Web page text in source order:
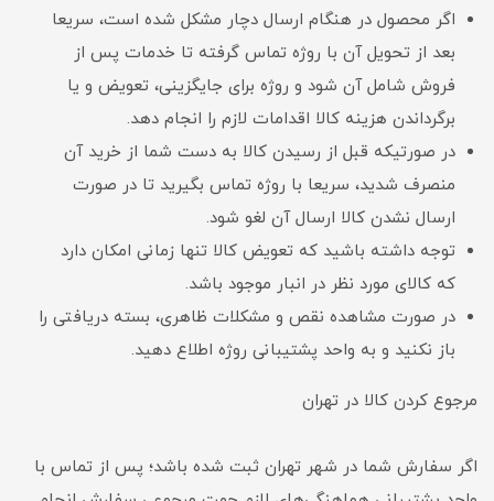
اگر محصول در هنگام ارسال دچار مشکل شده است، سریعا
بعد از تحویل آن با روژه تماس گرفته تا خدمات پس از
فروش شامل آن شود و روژه برای جایگزینی، تعویض و یا
برگرداندن هزینه کالا اقدامات لازم را انجام دهد.
در صورتیکه قبل از رسیدن کالا به دست شما از خرید آن
منصرف شدید، سریعا با روژه تماس بگیرید تا در صورت
ارسال نشدن کالا ارسال آن لغو شود.
توجه داشته باشید که تعویض کالا تنها زمانی امکان دارد
که کالای مورد نظر در انبار موجود باشد.
در صورت مشاهده نقص و مشکلات ظاهری، بسته دریافتی را
باز نکنید و به واحد پشتیبانی روژه اطلاع دهید.
مرجوع کردن کالا در تهران
اگر سفارش شما در شهر تهران ثبت شده باشد؛ پس از تماس با